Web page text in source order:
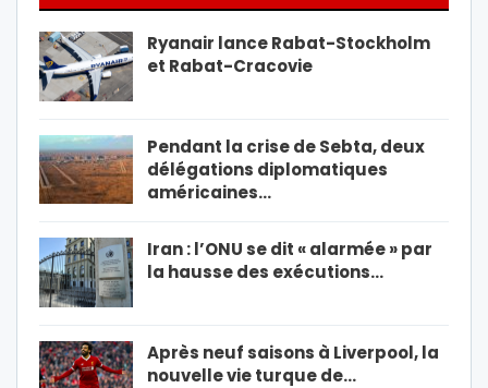
Ryanair lance Rabat-Stockholm
et Rabat-Cracovie
Pendant la crise de Sebta, deux
délégations diplomatiques
américaines…
Iran : l’ONU se dit « alarmée » par
la hausse des exécutions…
Après neuf saisons à Liverpool, la
nouvelle vie turque de…